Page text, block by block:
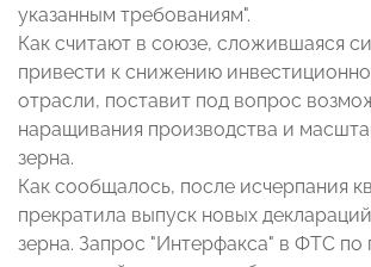
указанным требованиям".
Как считают в союзе, сложившаяся
привести к снижению
отрасли, поставит под вопрос
наращивания производства и
зерна.
Как сообщалось, после исчерпания
прекратила выпуск новых
зерна. Запрос "Интерфакса" в ФТС по